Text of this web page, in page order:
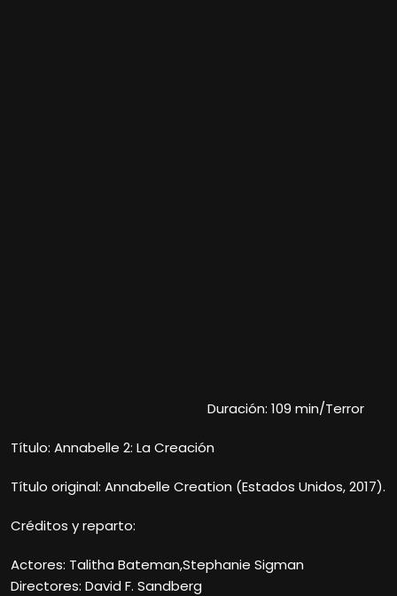
Duración: 109 min/Terror
Título: Annabelle 2: La Creación
Título original: Annabelle Creation (Estados Unidos, 2017).
Créditos y reparto:
Actores: Talitha Bateman,Stephanie Sigman
Directores: David F. Sandberg